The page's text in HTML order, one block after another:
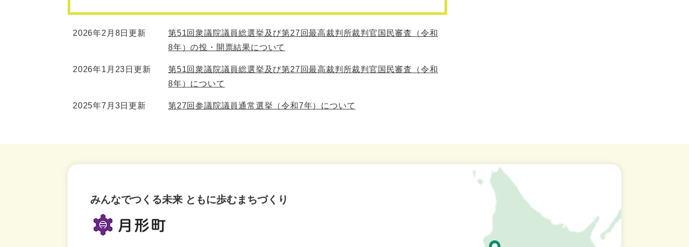
2026年2月8日更新
第51回衆議院議員総選挙及び第27回最高裁判所裁判官国民審査（令和
8年）の投・開票結果について
2026年1月23日更新
第51回衆議院議員総選挙及び第27回最高裁判所裁判官国民審査（令和
8年）について
2025年7月3日更新 第27回参議院議員通常選挙（令和7年）について
みんなでつくる未来 ともに歩むまちづくり